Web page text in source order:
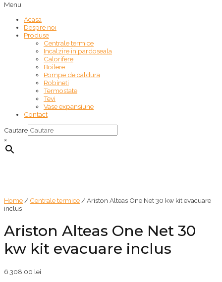
Menu
Acasa
Despre noi
Produse
Centrale termice
Incalzire in pardoseala
Calorifere
Boilere
Pompe de caldura
Robineti
Termostate
Tevi
Vase expansiune
Contact
Cautare
×
Home/ Centrale termice/ Ariston Alteas One Net 30 kw kit evacuare
inclus
Ariston Alteas One Net 30
kw kit evacuare inclus
6,308.00 lei